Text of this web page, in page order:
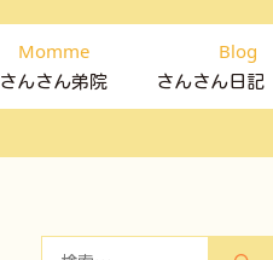
Momme
さんさん弟院
Blog
さんさん日記